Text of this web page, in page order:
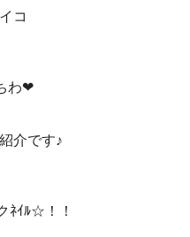
コ
わ❤
介です♪
ﾈｲﾙ☆！！